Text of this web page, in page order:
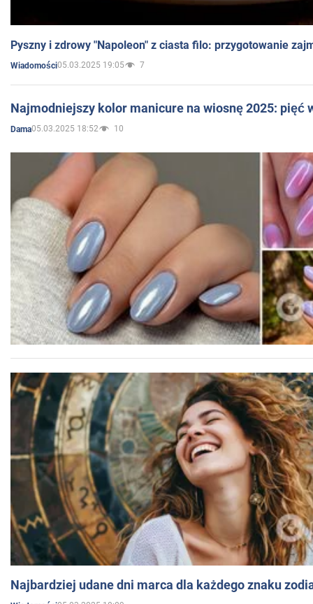
Pyszny i zdrowy "Napoleon" z ciasta filo: przygotowanie
Wiadomości05.03.2025 19:05 7
Najmodniejszy kolor manicure na wiosnę 2025: pięć
Dama05.03.2025 18:52 10
Najbardziej udane dni marca dla każdego znaku